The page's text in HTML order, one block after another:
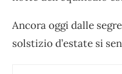
Ancora oggi dalle
solstizio d’estate si